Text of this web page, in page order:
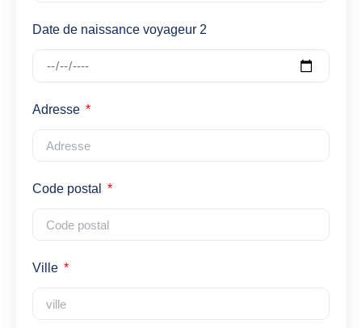
Date de naissance voyageur 2
Adresse
Code postal
Ville